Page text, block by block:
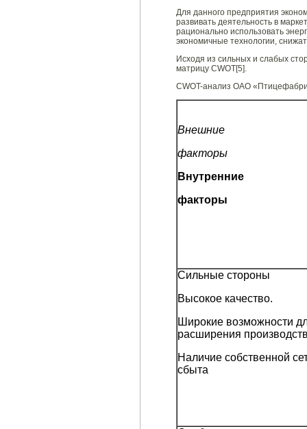
Для данного предприятия
развивать деятельность в
рационально использовать
экономичные технологии,
Исходя из сильных и слабых
матрицу CWOT[5].
CWOT-анализ ОАО
Внешние
факторы
Внутренние
факторы
Сильные стороны
Высокое качество.
Широкие возможности
расширения
Наличие собственной
сбыта